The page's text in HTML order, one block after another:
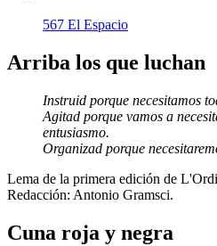
567 El Espacio
Arriba los que luchan
Instruid porque necesitamos
Agitad porque vamos a
entusiasmo.
Organizad porque
Lema de la primera edición de
Redacción: Antonio Gramsci.
Cuna roja y negra